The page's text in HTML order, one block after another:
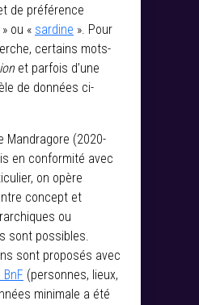
de préférence
» ou « sardine ». Pour
certains mots-
et parfois d’une
de données ci-
Mandragore (2020-
en conformité avec
on opère
concept et
ou
sont possibles.
sont proposés avec
(personnes, lieux,
minimale a été